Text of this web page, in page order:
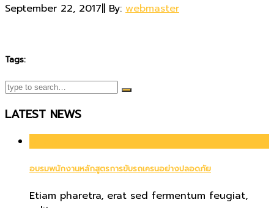
September 22, 2017|| By: webmaster
Tags:
LATEST NEWS
อบรมพนักงานหลักสูตรการขับรถเครนอย่างปลอดภัย
Etiam pharetra, erat sed fermentum feugiat,